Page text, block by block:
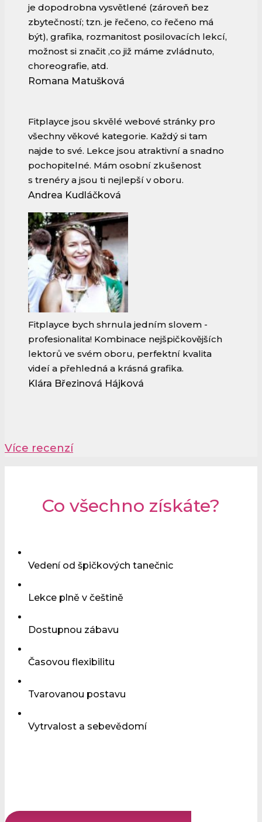
je dopodrobna vysvětlené (zároveň bez
zbytečností; tzn. je řečeno, co řečeno má
být), grafika, rozmanitost posilovacích lekcí,
možnost si značit ,co již máme zvládnuto,
choreografie, atd.
Romana Matušková
Fitplayce jsou skvělé webové stránky pro
všechny věkové kategorie. Každý si tam
najde to své. Lekce jsou atraktivní a snadno
pochopitelné. Mám osobní zkušenost
s trenéry a jsou ti nejlepší v oboru.
Andrea Kudláčková
Fitplayce bych shrnula jedním slovem -
profesionalita! Kombinace nejšpičkovějších
lektorů ve svém oboru, perfektní kvalita
videí a přehledná a krásná grafika.
Klára Březinová Hájková
Více recenzí
Co všechno získáte?
Vedení od špičkových tanečnic
Lekce plně v češtině
Dostupnou zábavu
Časovou flexibilitu
Tvarovanou postavu
Vytrvalost a sebevědomí